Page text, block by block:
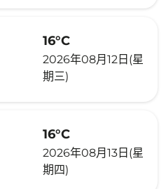
16°C
2026年08月12日(星
期三)
16°C
2026年08月13日(星
期四)